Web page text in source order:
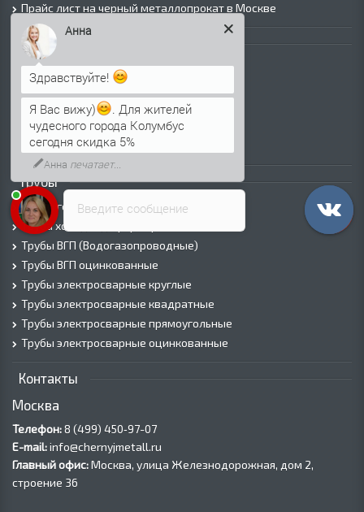
Прайс лист на черный металлопрокат в Москве
Листовой прокат
Лист г/к
Лист х/к
Просечно-вытяжной лист (ПВЛ)
Лист рифленый
Лист оцинкованный
Трубы
Трубы горячедеформированные
Труба холоднодеформированная
Трубы ВГП (Водогазопроводные)
Трубы ВГП оцинкованные
Трубы электросварные круглые
Трубы электросварные квадратные
Трубы электросварные прямоугольные
Трубы электросварные оцинкованные
Контакты
Москва
Телефон:8 (499) 450‑97-07
E-mail:info@chernyjmetall.ru
Главный офис:Москва, улица Железнодорожная, дом 2,
строение 36
Введите сообщение
Анна
Здравствуйте!
Я Вас вижу)
. Для жителей
чудесного города Колумбус
сегодня скидка 5%
Анна печатает...